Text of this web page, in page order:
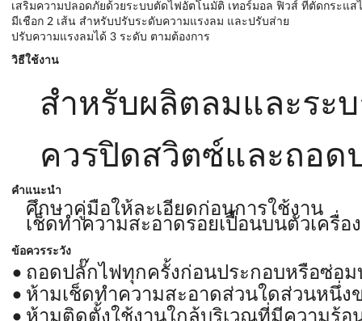
เสริมความปลอดภัยด้วยระบบตัดไฟอัตโนมัติ เทอร์มอล ฟิวส์ ที่ตัดกระแ
มีเชือก 2 เส้น สำหรับปรับระดับความแรงลม และปรับส่าย
ปรับความแรงลมได้ 3 ระดับ ตามต้องการ
วิธีใช้งาน
สำหรับผลิตลมและระ
ควรปิดสวิตซ์และถอด
คำแนะนำ
ศึกษาคู่มือให้ละเอียดก่อนการใช้งาน
เช็ดทำความสะอาดรอยเปื้อนบนตัวเครื่
ข้อควรระวัง
ถอดปลั๊กไฟทุกครั้งก่อนประกอบหรือซ่อม
ห้ามเช็ดทำความสะอาดส่วนใดส่วนหนึ่ง